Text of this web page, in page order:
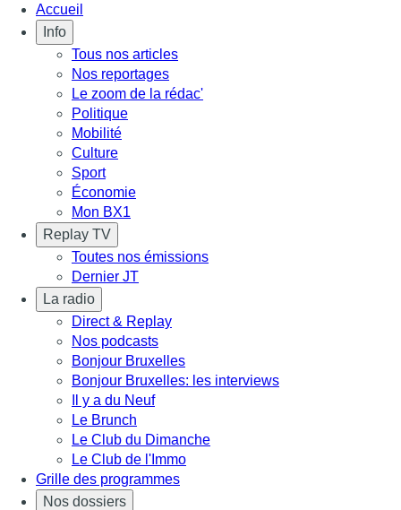
Accueil
Info
Tous nos articles
Nos reportages
Le zoom de la rédac'
Politique
Mobilité
Culture
Sport
Économie
Mon BX1
Replay TV
Toutes nos émissions
Dernier JT
La radio
Direct & Replay
Nos podcasts
Bonjour Bruxelles
Bonjour Bruxelles: les interviews
Il y a du Neuf
Le Brunch
Le Club du Dimanche
Le Club de l'Immo
Grille des programmes
Nos dossiers